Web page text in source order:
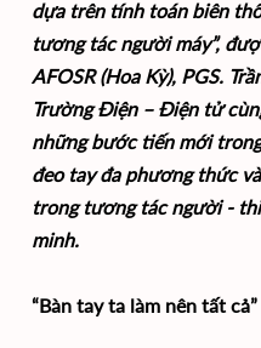
dựa trên tính toán biên
tương tác người máy”,
AFOSR (Hoa Kỳ), PGS.
Trường Điện – Điện tử
những bước tiến mới
đeo tay đa phương thức
trong tương tác người -
minh.
“Bàn tay ta làm nên tất cả”